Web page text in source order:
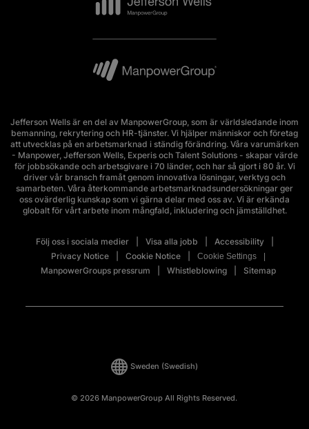
Jefferson Wells är en del av ManpowerGroup, som är världsledande inom
bemanning, rekrytering och HR-tjänster. Vi hjälper människor och företag
att utvecklas på en arbetsmarknad i ständig förändring. Våra varumärken
- Manpower, Jefferson Wells, Experis och Talent Solutions - skapar värde
för jobbsökande och arbetsgivare i 70 länder, och har så gjort i 80 år. Vi
driver vår bransch framåt genom innovativa lösningar, verktyg och
samarbeten. Våra återkommande arbetsmarknadsundersökningar ger
oss ovärderlig kunskap som vi gärna delar med oss av. Vi är erkända
globalt för vårt arbete inom mångfald, inkludering och jämställdhet.
Följ oss i sociala medier Visa alla jobb
Accessibility
Privacy Notice
Cookie Notice Cookie Settings
ManpowerGroups pressrum Whistleblowing Sitemap
© 2026 ManpowerGroup All Rights Reserved.
Sweden (Swedish)